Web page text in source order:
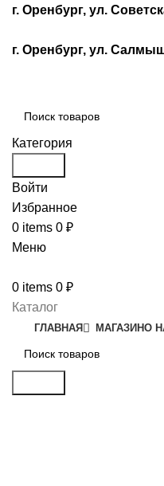
г. Оренбург, ул.
г. Оренбург, ул.
Категория
Войти
Избранное
0 items 0 ₽
Меню
0 items 0 ₽
Каталог
ГЛАВНАЯ МАГАЗИНО